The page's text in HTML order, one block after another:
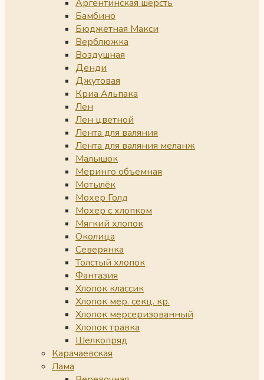
Аргентинская шерсть
Бамбино
Бюджетная Макси
Верблюжка
Воздушная
Денди
Джутовая
Криа Альпака
Лен
Лен цветной
Лента для валяния
Лента для валяния меланж
Малышок
Меринго объемная
Мотылёк
Мохер Голд
Мохер с хлопком
Мягкий хлопок
Околица
Северянка
Толстый хлопок
Фантазия
Хлопок классик
Хлопок мер. секц. кр.
Хлопок мерсеризованный
Хлопок травка
Шелкопряд
Карачаевская
Лама